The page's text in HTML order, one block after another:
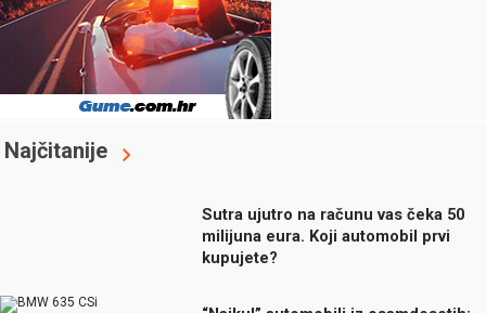
Najčitanije
Sutra ujutro na računu vas čeka 50
milijuna eura. Koji automobil prvi
kupujete?